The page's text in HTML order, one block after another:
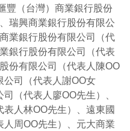
豐（台灣）商業銀行股份
瑞興商業銀行股份有限公
業銀行股份有限公司（代
銀行股份有限公司（代表
份有限公司（代表人陳OO
公司（代表人謝OO女
（代表人廖OO先生）、
人林OO先生）、遠東國
周OO先生）、元大商業